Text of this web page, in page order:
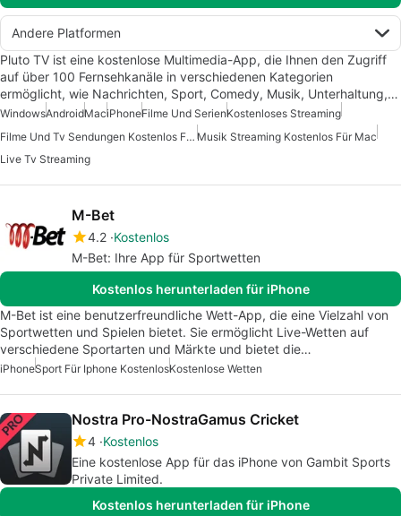
Andere Platformen
Pluto TV ist eine kostenlose Multimedia-App, die Ihnen den Zugriff
auf über 100 Fernsehkanäle in verschiedenen Kategorien
ermöglicht, wie Nachrichten, Sport, Comedy, Musik, Unterhaltung,…
WindowsAndroidMaciPhoneFilme Und SerienKostenloses Streaming
Filme Und Tv Sendungen Kostenlos Fuer Windows Musik Streaming Kostenlos Für Mac
Live Tv Streaming
M-Bet
4.2 Kostenlos
M-Bet: Ihre App für Sportwetten
Kostenlos herunterladen für iPhone
M-Bet ist eine benutzerfreundliche Wett-App, die eine Vielzahl von
Sportwetten und Spielen bietet. Sie ermöglicht Live-Wetten auf
verschiedene Sportarten und Märkte und bietet die…
iPhoneSport Für Iphone KostenlosKostenlose Wetten
Nostra Pro-NostraGamus Cricket
4 Kostenlos
Eine kostenlose App für das iPhone von Gambit Sports
Private Limited.
Kostenlos herunterladen für iPhone